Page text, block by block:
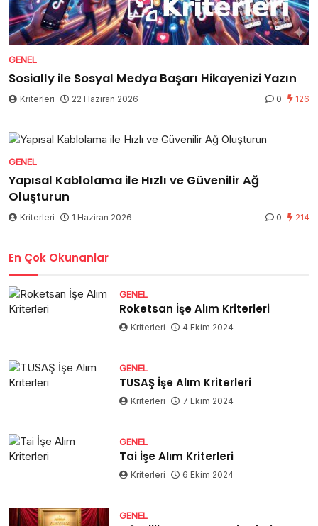
GENEL
Sosially ile Sosyal Medya Başarı Hikayenizi Yazın
Kriterleri 22 Haziran 2026 0 126
GENEL
Yapısal Kablolama ile Hızlı ve Güvenilir Ağ
Oluşturun
Kriterleri 1 Haziran 2026 0 214
En Çok Okunanlar
GENEL
Roketsan İşe Alım Kriterleri
Kriterleri 4 Ekim 2024
GENEL
TUSAŞ İşe Alım Kriterleri
Kriterleri 7 Ekim 2024
GENEL
Tai İşe Alım Kriterleri
Kriterleri 6 Ekim 2024
GENEL